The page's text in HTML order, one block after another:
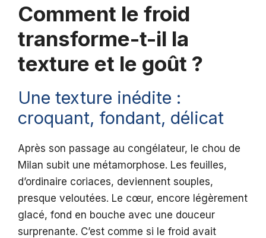
Comment le froid
transforme-t-il la
texture et le goût ?
Une texture inédite :
croquant, fondant, délicat
Après son passage au congélateur, le chou de
Milan subit une métamorphose. Les feuilles,
d’ordinaire coriaces, deviennent souples,
presque veloutées. Le cœur, encore légèrement
glacé, fond en bouche avec une douceur
surprenante. C’est comme si le froid avait